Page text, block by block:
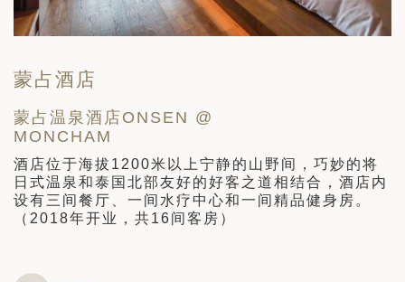
蒙占酒店
蒙占温泉酒店ONSEN @
MONCHAM
酒店位于海拔1200米以上宁静的山野间，巧妙的将
日式温泉和泰国北部友好的好客之道相结合，酒店内
设有三间餐厅、一间水疗中心和一间精品健身房。
（2018年开业，共16间客房）